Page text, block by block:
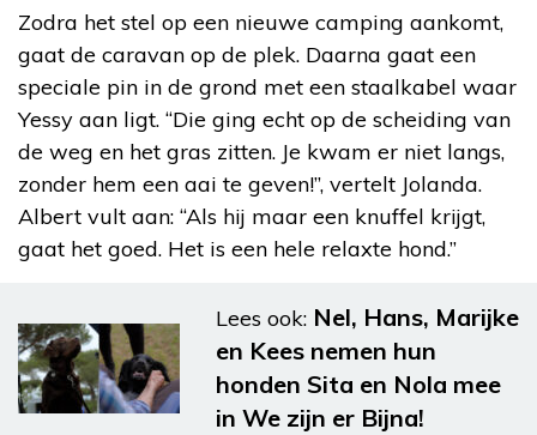
Zodra het stel op een nieuwe camping aankomt,
gaat de caravan op de plek. Daarna gaat een
speciale pin in de grond met een staalkabel waar
Yessy aan ligt. “Die ging echt op de scheiding van
de weg en het gras zitten. Je kwam er niet langs,
zonder hem een aai te geven!”, vertelt Jolanda.
Albert vult aan: “Als hij maar een knuffel krijgt,
gaat het goed. Het is een hele relaxte hond.”
Lees ook: Nel, Hans, Marijke
en Kees nemen hun
honden Sita en Nola mee
in We zijn er Bijna!